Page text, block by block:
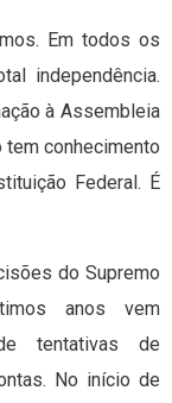
Em todos os
independência.
à Assembleia
conhecimento
Federal. É
do Supremo
anos vem
tentativas de
No início de